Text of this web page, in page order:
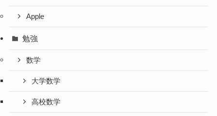
Apple
勉強
数学
大学数学
高校数学